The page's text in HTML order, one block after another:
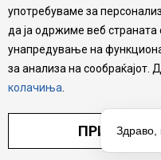
Настојуваме да
производите,
можеме да
комплетни и без
нашата понуда, но не
достапни
употребуваме за
да ја одржиме веб страната
унапредување на
за анализа на сообраќајот.
колачиња
Здраво,